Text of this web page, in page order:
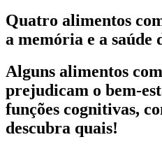
Quatro alimentos
a memória e a saúde
Alguns alimentos
prejudicam o bem-
funções cognitivas,
descubra quais!